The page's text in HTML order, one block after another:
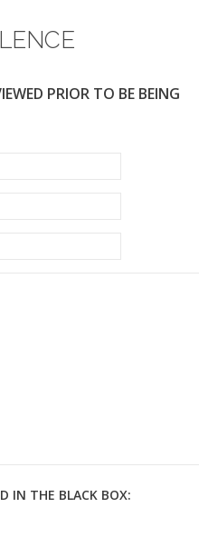
PRIOR TO BE BEING
IN THE BLACK BOX: